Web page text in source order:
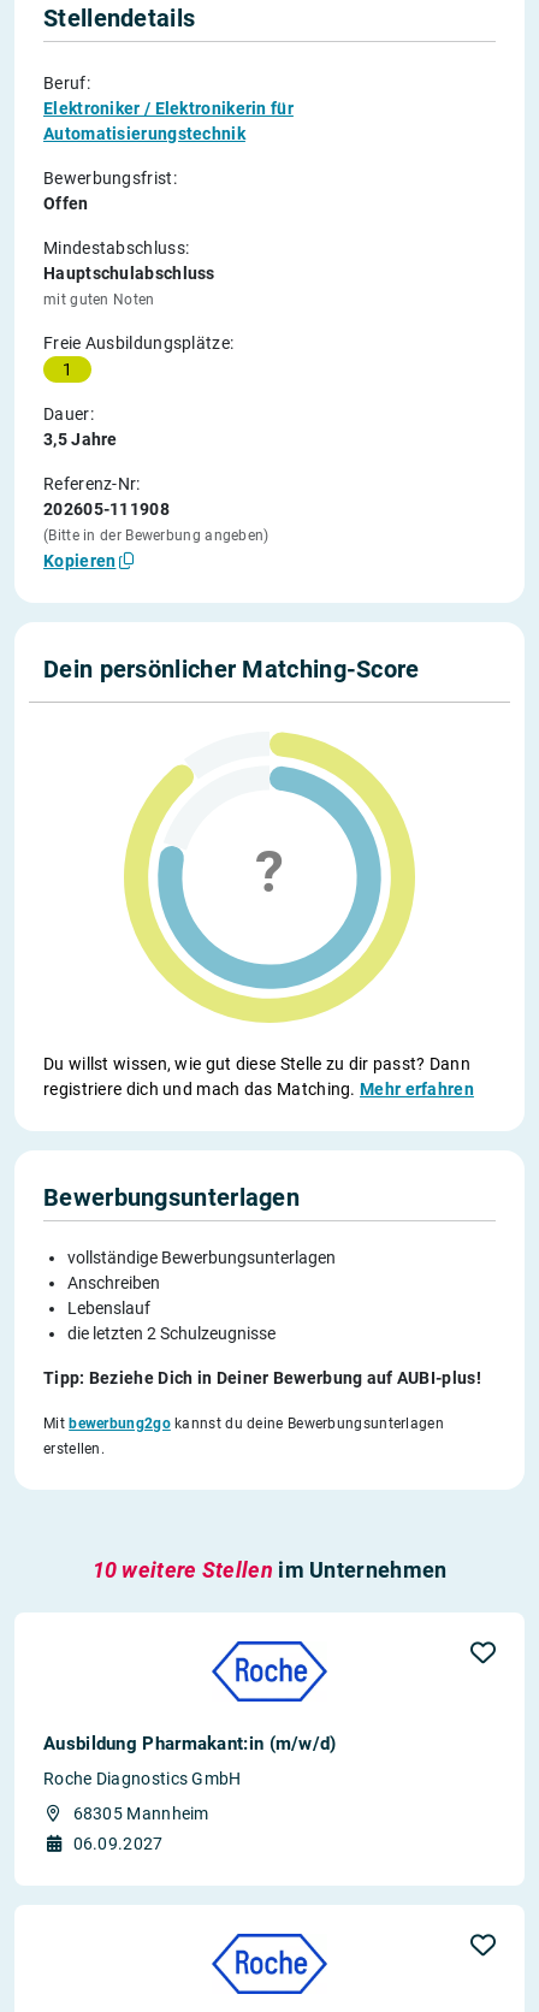
Stellendetails
Beruf:
Elektroniker / Elektronikerin für
Automatisierungstechnik
Bewerbungsfrist:
Offen
Mindestabschluss:
Hauptschulabschluss
mit guten Noten
Freie Ausbildungsplätze:
1
Dauer:
3,5 Jahre
Referenz-Nr:
202605-111908
(Bitte in der Bewerbung angeben)
Kopieren
Dein persönlicher Matching-Score
Du willst wissen, wie gut diese Stelle zu dir passt? Dann
registriere dich und mach das Matching.Mehr erfahren
Bewerbungsunterlagen
vollständige Bewerbungsunterlagen
Anschreiben
Lebenslauf
die letzten 2 Schulzeugnisse
Tipp: Beziehe Dich in Deiner Bewerbung auf AUBI-plus!
Mitbewerbung2gokannst du deine Bewerbungsunterlagen
erstellen.
10 weitere Stellen im Unternehmen
Ausbildung Pharmakant:in (m/w/d)
Roche Diagnostics GmbH
68305 Mannheim
06.09.2027